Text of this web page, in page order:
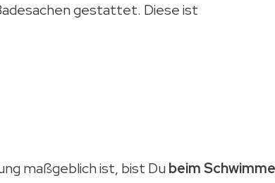
gestattet. Diese ist
maßgeblich ist, bist Dubeim